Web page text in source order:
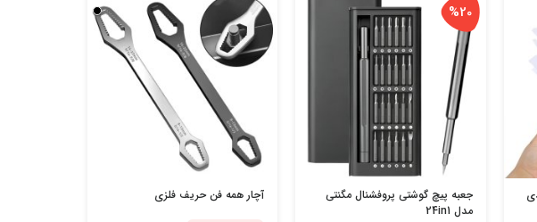
%20
جعبه پیچ گوشتی پروفشنال مگنتی
مدل 24in1
آچار همه فن حریف فلزی